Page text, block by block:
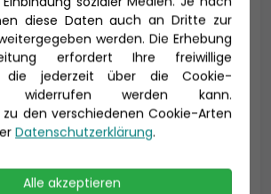
Nachname *
diese Daten auch an Dritte zur
werden. Die Erhebung
erfordert Ihre freiwillige
die jederzeit über die Cookie-
widerrufen werden kann.
zu den verschiedenen Cookie-Arten
Datenschutzerklärung.
Alle akzeptieren